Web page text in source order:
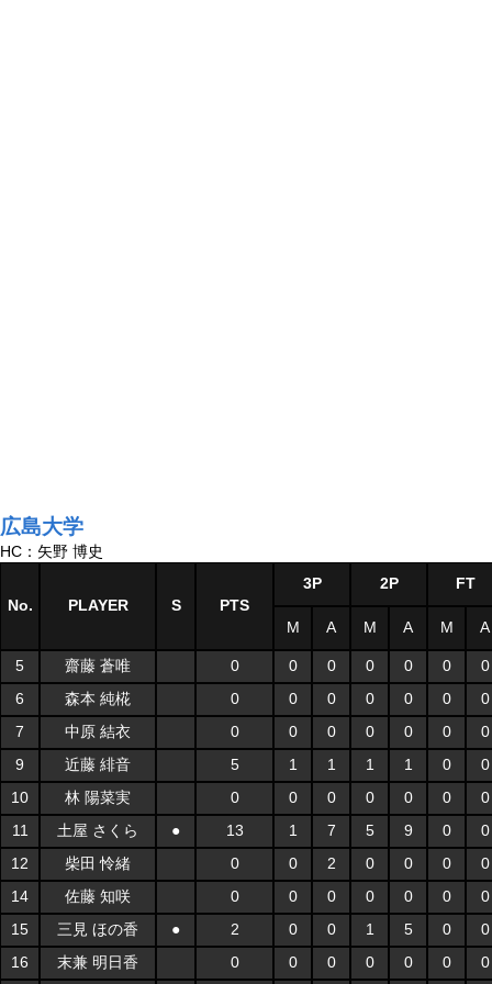
広島大学
HC：矢野 博史
No. PLAYER S PTS
3P 2P FT
M A M A M A
5 齋藤 蒼唯 0 0 0 0 0 0
0
6
森本 純椛 0 0 0 0 0 0
0
7
中原 結衣 0 0 0 0 0 0
0
9
近藤 緋音 5 1 1 1 1 0
0
10
林 陽菜実 0 0 0 0 0 0
0
11
土屋 さくら ● 13 1 7 5 9 0
0
12
柴田 怜緒 0 0 2 0 0 0
0
14
佐藤 知咲 0 0 0 0 0 0
0
15
三見 ほの香 ● 2 0 0 1 5 0
0
16
末兼 明日香 0 0 0 0 0 0
0